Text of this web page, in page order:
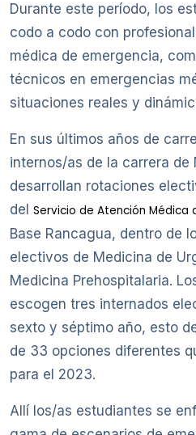
Durante este período, los
codo a codo con
médica de emergencia,
técnicos en emergencias
situaciones reales y
En sus últimos años de
internos/as de la carrera de
desarrollan rotaciones
del Servicio de Atención Médica
Base Rancagua, dentro de
electivos de Medicina de
Medicina Prehospitalaria.
escogen tres internados
sexto y séptimo año, esto
de 33 opciones diferentes
para el 2023.
Allí los/as estudiantes se